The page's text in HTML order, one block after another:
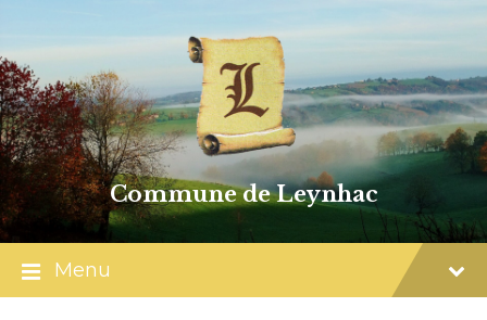
content
main
navigation
footer
Commune de Leynhac
Menu